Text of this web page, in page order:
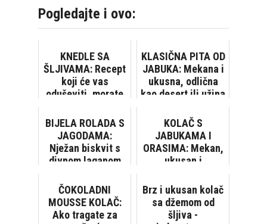
Pogledajte i ovo:
KNEDLE SA
ŠLJIVAMA: Recept
koji će vas
oduševiti, morate
[VIDEO]
KLASIČNA PITA OD
JABUKA: Mekana i
ukusna, odlična
kao desert ili užina
BIJELA ROLADA S
JAGODAMA:
Nježan biskvit s
divnom laganom
KOLAČ S
JABUKAMA I
ORASIMA: Mekan,
ukusan i
oborit će vas s
nogu [VIDEO]
ČOKOLADNI
MOUSSE KOLAČ:
Ako tragate za
Brz i ukusan kolač
sa džemom od
šljiva -